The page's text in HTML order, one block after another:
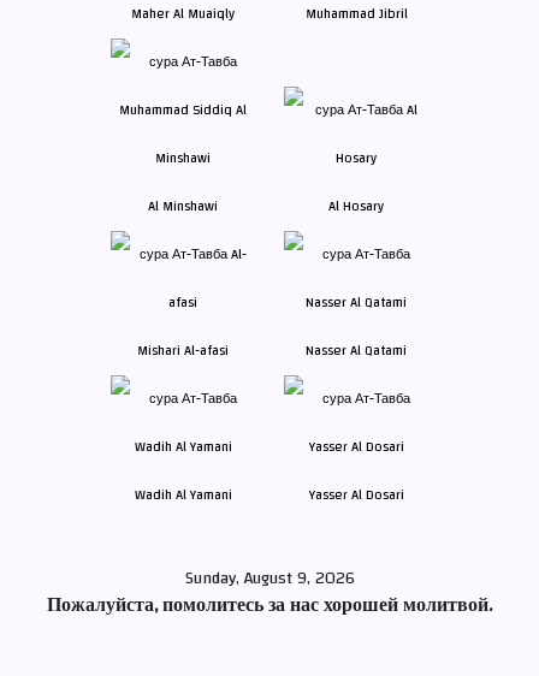
Maher Al Muaiqly Muhammad Jibril
Al Minshawi Al Hosary
Mishari Al-afasi Nasser Al Qatami
Wadih Al Yamani Yasser Al Dosari
Sunday, August 9, 2026
Пожалуйста, помолитесь за нас хорошей молитвой.